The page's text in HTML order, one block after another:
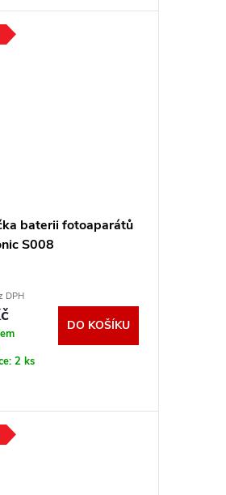
baterii fotoaparátů
S008
DPH
2 ks
DO KOŠÍKU